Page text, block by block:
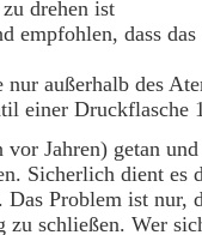
drehen ist
empfohlen, dass
außerhalb des
einer Druckflasche
Jahren) getan
Sicherlich dient es
Problem ist nur,
schließen. Wer